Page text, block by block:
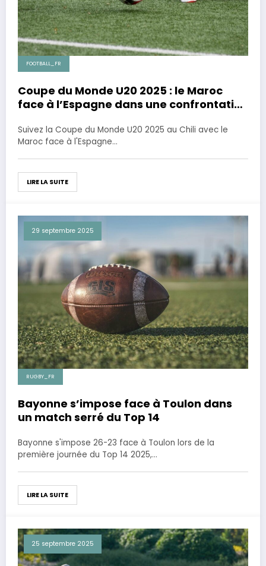
FOOTBALL_FR
Coupe du Monde U20 2025 : le Maroc
face à l’Espagne dans une confrontation
Suivez la Coupe du Monde U20 2025 au Chili avec le
Maroc face à l'Espagne…
LIRE LA SUITE
29 septembre 2025
RUGBY_FR
Bayonne s’impose face à Toulon dans
un match serré du Top 14
Bayonne s'impose 26-23 face à Toulon lors de la
première journée du Top 14 2025,…
LIRE LA SUITE
25 septembre 2025